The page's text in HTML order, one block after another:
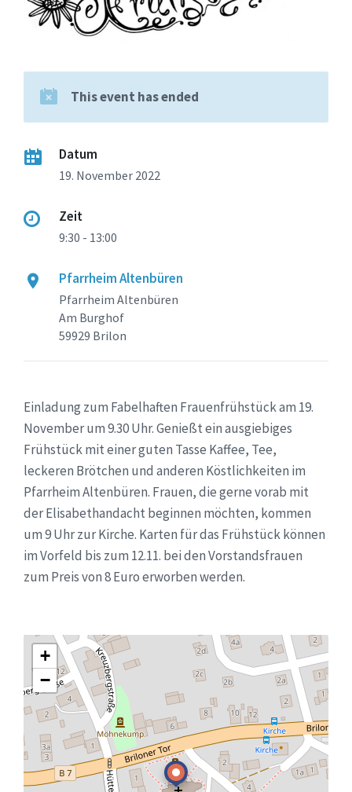
This event has ended
Datum
19. November 2022
Zeit
9:30 - 13:00
Pfarrheim Altenbüren
Pfarrheim Altenbüren
Am Burghof
59929 Brilon
Einladung zum Fabelhaften Frauenfrühstück am 19.
November um 9.30 Uhr. Genießt ein ausgiebiges
Frühstück mit einer guten Tasse Kaffee, Tee,
leckeren Brötchen und anderen Köstlichkeiten im
Pfarrheim Altenbüren. Frauen, die gerne vorab mit
der Elisabethandacht beginnen möchten, kommen
um 9 Uhr zur Kirche. Karten für das Frühstück können
im Vorfeld bis zum 12.11. bei den Vorstandsfrauen
zum Preis von 8 Euro erworben werden.
+
−